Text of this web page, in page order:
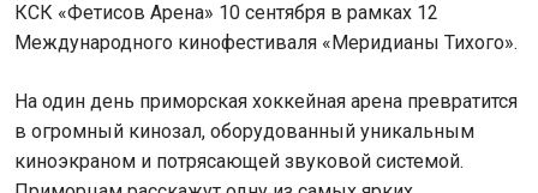
КСК «Фетисов Арена» 10 сентября в рамках 12
Международного кинофестиваля «Меридианы Тихого».
На один день приморская хоккейная арена превратится
в огромный кинозал, оборудованный уникальным
киноэкраном и потрясающей звуковой системой.